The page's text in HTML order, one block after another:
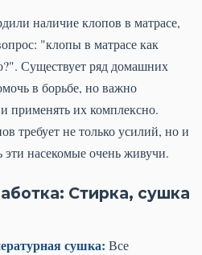
наличие клопов в матрасе,
"клопы в матрасе как
Существует ряд домашних
в борьбе, но важно
применять их комплексно.
требует не только усилий, но и
эти насекомые очень живучи.
Стирка, сушка
сушка: Все